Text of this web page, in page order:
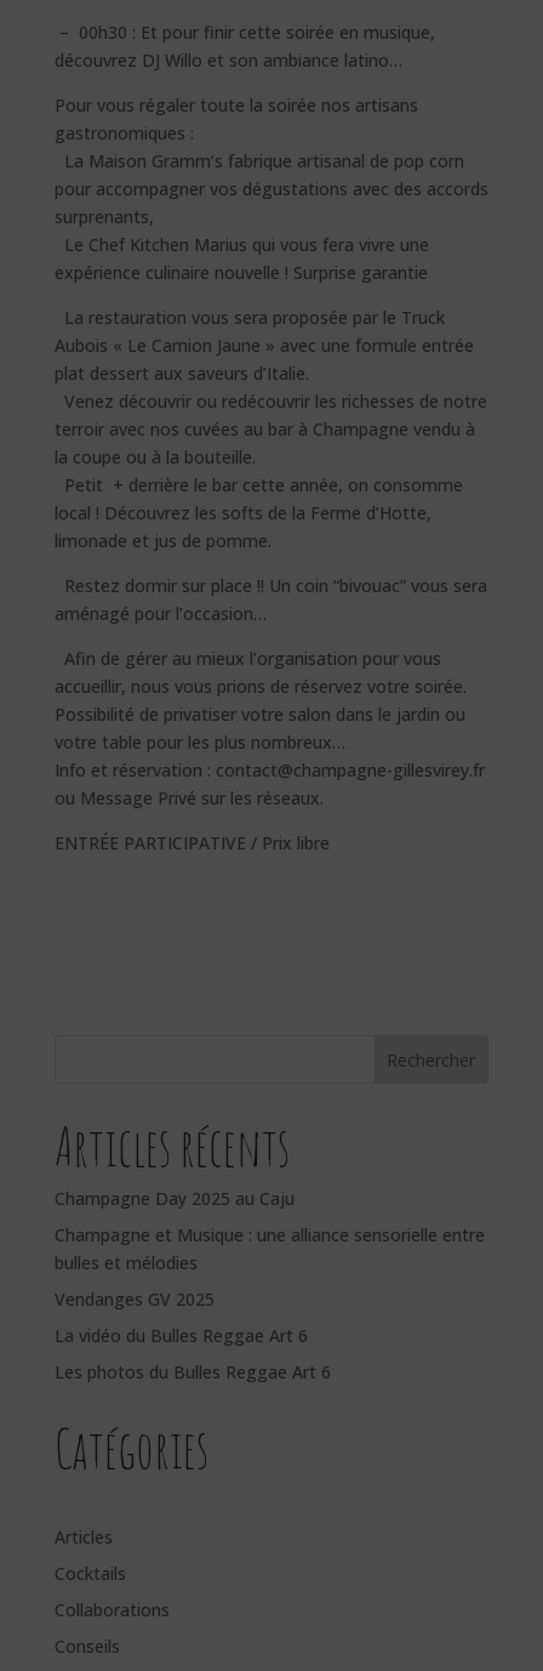
– 00h30 : Et pour finir cette soirée en musique,
découvrez DJ Willo et son ambiance latino…
Pour vous régaler toute la soirée nos artisans
gastronomiques :
La Maison Gramm’s fabrique artisanal de pop corn
pour accompagner vos dégustations avec des accords
surprenants,
Le Chef Kitchen Marius qui vous fera vivre une
expérience culinaire nouvelle ! Surprise garantie
La restauration vous sera proposée par le Truck
Aubois « Le Camion Jaune » avec une formule entrée
plat dessert aux saveurs d’Italie.
Venez découvrir ou redécouvrir les richesses de notre
terroir avec nos cuvées au bar à Champagne vendu à
la coupe ou à la bouteille.
Petit + derrière le bar cette année, on consomme
local ! Découvrez les softs de la Ferme d’Hotte,
limonade et jus de pomme.
Restez dormir sur place !! Un coin “bivouac” vous sera
aménagé pour l’occasion…
Afin de gérer au mieux l’organisation pour vous
accueillir, nous vous prions de réservez votre soirée.
Possibilité de privatiser votre salon dans le jardin ou
votre table pour les plus nombreux…
Info et réservation : contact@champagne-gillesvirey.fr
ou Message Privé sur les réseaux.
ENTRÉE PARTICIPATIVE / Prix libre
Rechercher
Articles récents
Champagne Day 2025 au Caju
Champagne et Musique : une alliance sensorielle entre
bulles et mélodies
Vendanges GV 2025
La vidéo du Bulles Reggae Art 6
Les photos du Bulles Reggae Art 6
Catégories
Articles
Cocktails
Collaborations
Conseils